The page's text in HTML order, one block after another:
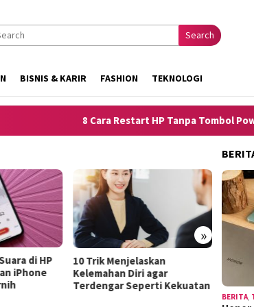
Search
BISNIS & KARIR FASHION TEKNOLOGI
8 Cara Restart HP Tanpa Tombol Power
»
di HP
iPhone
10 Trik Menjelaskan
Kelemahan Diri agar
Terdengar Seperti Kekuatan
10
BERITA